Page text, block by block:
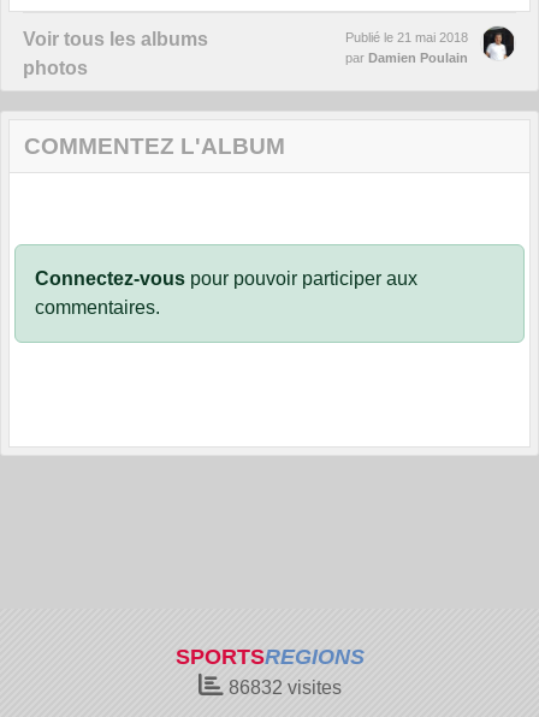
Voir tous les albums
photos
Publié le 21 mai 2018
par Damien Poulain
COMMENTEZ L'ALBUM
Connectez-vous pour pouvoir participer aux
commentaires.
SPORTSREGIONS
86832 visites